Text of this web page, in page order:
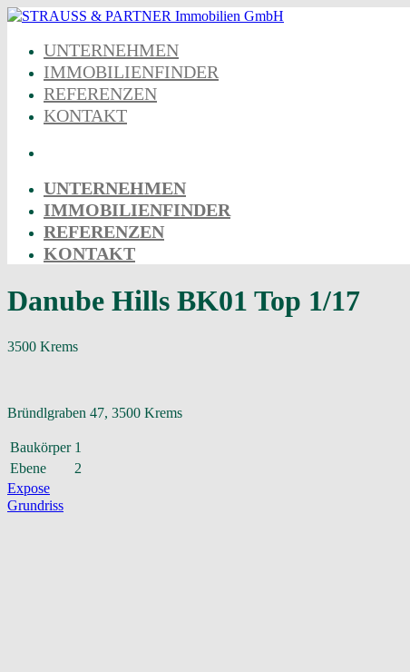
Skip
contentUNTERNEHMEN
IMMOBILIENFINDER
REFERENZEN
KONTAKT
UNTERNEHMEN
IMMOBILIENFINDER
REFERENZEN
KONTAKT
Danube Hills BK01 Top 1/17
3500 Krems
Bründlgraben 47, 3500 Krems
Baukörper 1
Ebene
2
Expose
Grundriss